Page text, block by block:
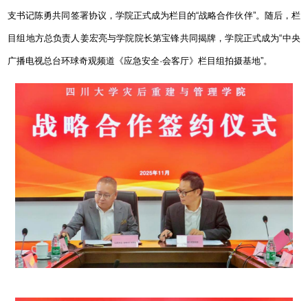
支书记陈勇共同签署协议，学院正式成为栏目的“战略合作伙伴”。随后，栏
目组地方总负责人姜宏亮与学院院长第宝锋共同揭牌，学院正式成为“中央
广播电视总台环球奇观频道《应急安全·会客厅》栏目组拍摄基地”。